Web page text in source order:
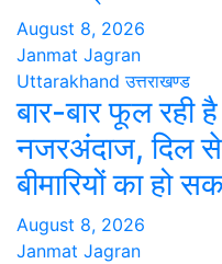
August 8, 2026
Janmat Jagran
Uttarakhand उत्तराखण्ड
बार-बार फूल रही
नजरअंदाज, दिल
बीमारियों का हो
August 8, 2026
Janmat Jagran